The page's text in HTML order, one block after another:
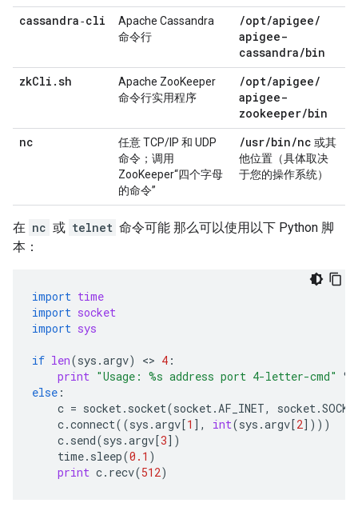
cassandra‑cli
Apache Cassandra
命令行
/opt/apigee/
apigee-
cassandra/bin
zkCli .sh
Apache ZooKeeper
命令行实用程序
/opt/apigee/
apigee-
zookeeper/bin
nc
任意 TCP/IP 和 UDP
命令；调用
ZooKeeper“四个字母
的命令”
/usr/bin/nc 或其
他位置（具体取决
于您的操作系统）
在 nc 或 telnet 命令可能 那么可以使用以下 Python 脚
本：
import time
import socket
import sys
if len(sys .argv) <> 4 :
print "Usage: %s address port 4-letter-cmd" %
else :
c = socket. socket(socket.AF_INET, socket.
c.connect((sys .argv[1 ], int(sys .argv[2])))
c. send(sys .argv[3])
time. sleep(0.1 )
print c. recv(512)